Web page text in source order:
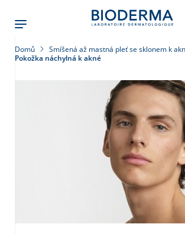
hlavnímu
obsahu
Domů
Smíšená až mastná pleť se sklonem k
Pokožka náchylná k akné